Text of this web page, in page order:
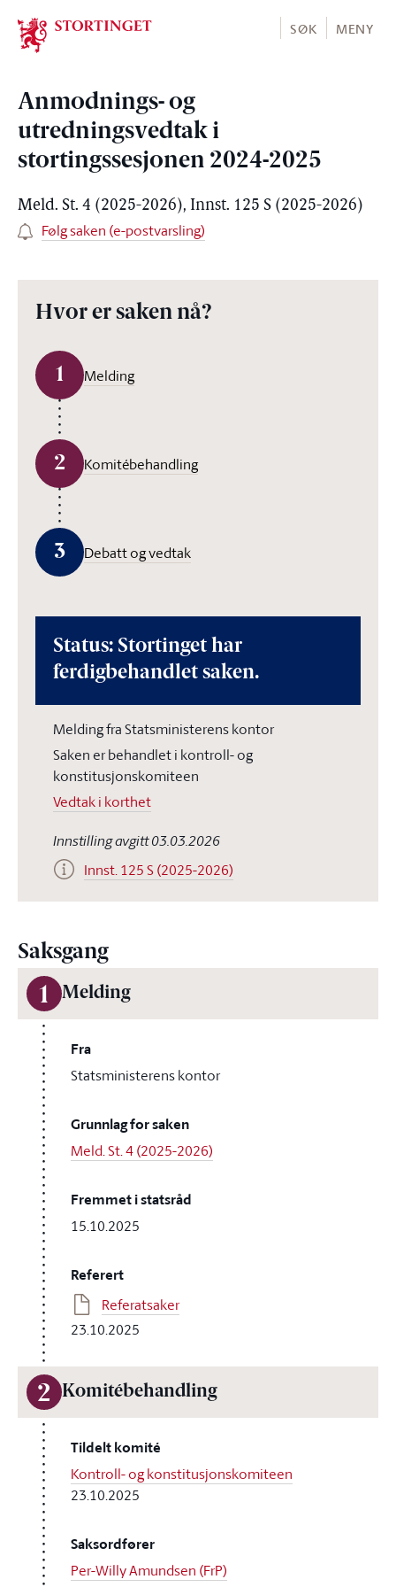
Stortinget.no
SØK MENY
Anmodnings- og
utredningsvedtak i
stortingssesjonen 2024-2025
Meld. St. 4 (2025-2026), Innst. 125 S (2025-2026)
Følg saken (e-postvarsling)
Hvor er saken nå?
1 Melding
2 Komitébehandling
3 Debatt og vedtak
Status: Stortinget har
ferdigbehandlet saken.
Melding fra Statsministerens kontor
Saken er behandlet i kontroll- og
konstitusjonskomiteen
Vedtak i korthet
Innstilling avgitt 03.03.2026
Innst. 125 S (2025-2026)
Saksgang
1 Melding
Fra
Statsministerens kontor
Grunnlag for saken
Meld. St. 4 (2025-2026)
Fremmet i statsråd
15.10.2025
Referert
Referatsaker
23.10.2025
2 Komitébehandling
Tildelt komité
Kontroll- og konstitusjonskomiteen
23.10.2025
Saksordfører
Per-Willy Amundsen (FrP)